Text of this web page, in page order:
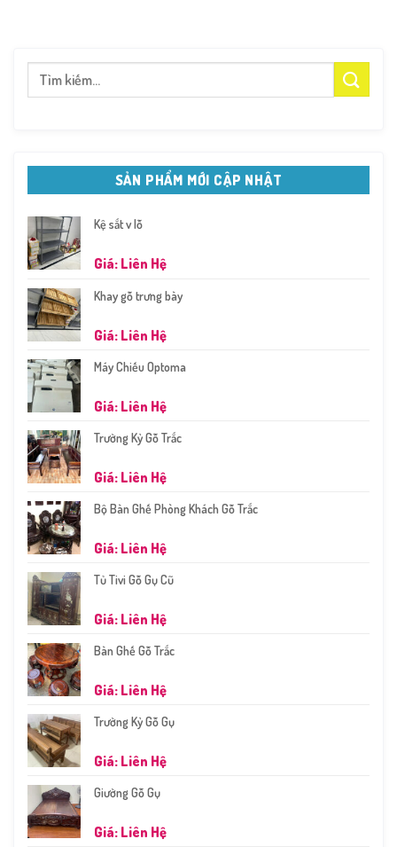
Tìm
SẢN PHẨM MỚI CẬP NHẬT
Kệ sắt v lỗ
Giá: Liên Hệ
Khay gỗ trưng bày
Giá: Liên Hệ
Máy Chiếu Optoma
Giá: Liên Hệ
Trường Kỷ Gỗ Trắc
Giá: Liên Hệ
Bộ Bàn Ghế Phòng Khách Gỗ Trắc
Giá: Liên Hệ
Tủ Tivi Gỗ Gụ Cũ
Giá: Liên Hệ
Bàn Ghế Gỗ Trắc
Giá: Liên Hệ
Trường Kỷ Gỗ Gụ
Giá: Liên Hệ
Giường Gỗ Gụ
Giá: Liên Hệ